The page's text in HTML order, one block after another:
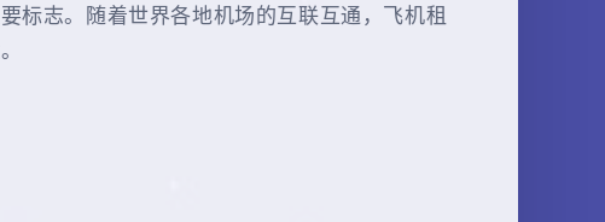
标志。随着世界各地机场的互联互通，飞机租